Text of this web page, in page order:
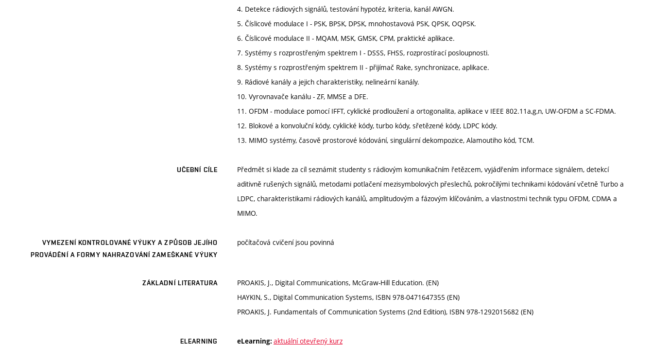
4. Detekce rádiových signálů, testování hypotéz, kriteria, kanál AWGN.
5. Číslicové modulace I - PSK, BPSK, DPSK, mnohostavová PSK, QPSK, OQPSK.
6. Číslicové modulace II - MQAM, MSK, GMSK, CPM, praktické aplikace.
7. Systémy s rozprostřeným spektrem I - DSSS, FHSS, rozprostírací posloupnosti.
8. Systémy s rozprostřeným spektrem II - přijímač Rake, synchronizace, aplikace.
9. Rádiové kanály a jejich charakteristiky, nelineární kanály.
10. Vyrovnavače kanálu - ZF, MMSE a DFE.
11. OFDM - modulace pomocí IFFT, cyklické prodloužení a ortogonalita, aplikace v IEEE 802.11a,g,n, UW-OFDM a SC-FDMA.
12. Blokové a konvoluční kódy, cyklické kódy, turbo kódy, sřetězené kódy, LDPC kódy.
13. MIMO systémy, časově prostorové kódování, singulární dekompozice, Alamoutiho kód, TCM.
UČEBNÍ CÍLE
Předmět si klade za cíl seznámit studenty s rádiovým komunikačním řetězcem, vyjádřením informace signálem, detekcí
aditivně rušených signálů, metodami potlačení mezisymbolových přeslechů, pokročilými technikami kódování včetně Turbo a
LDPC, charakteristikami rádiových kanálů, amplitudovým a fázovým klíčováním, a vlastnostmi technik typu OFDM, CDMA a
MIMO.
VYMEZENÍ KONTROLOVANÉ VÝUKY A ZPŮSOB JEJÍHO
PROVÁDĚNÍ A FORMY NAHRAZOVÁNÍ ZAMEŠKANÉ VÝUKY
počítačová cvičení jsou povinná
ZÁKLADNÍ LITERATURA
PROAKIS, J., Digital Communications, McGraw-Hill Education. (EN)
HAYKIN, S., Digital Communication Systems, ISBN 978-0471647355 (EN)
PROAKIS, J. Fundamentals of Communication Systems (2nd Edition), ISBN 978-1292015682 (EN)
ELEARNING eLearning: aktuální otevřený kurz